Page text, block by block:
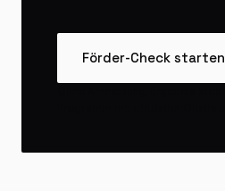
Förder-Check starten